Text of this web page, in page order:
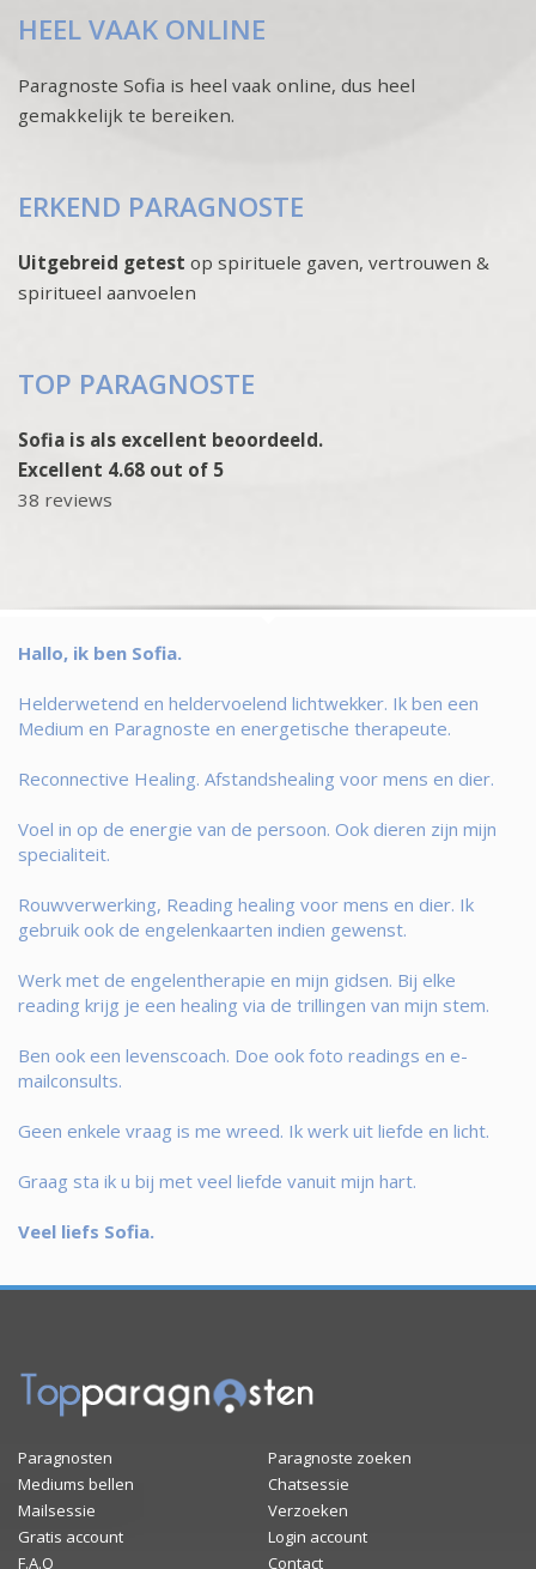
HEEL VAAK ONLINE
Paragnoste Sofia is heel vaak online, dus heel
gemakkelijk te bereiken.
ERKEND PARAGNOSTE
Uitgebreid getest op spirituele gaven, vertrouwen &
spiritueel aanvoelen
TOP PARAGNOSTE
Sofia is als excellent beoordeeld.
Excellent 4.68 out of 5
38 reviews
Hallo, ik ben Sofia.
Helderwetend en heldervoelend lichtwekker. Ik ben een
Medium en Paragnoste en energetische therapeute.
Reconnective Healing. Afstandshealing voor mens en dier.
Voel in op de energie van de persoon. Ook dieren zijn mijn
specialiteit.
Rouwverwerking, Reading healing voor mens en dier. Ik
gebruik ook de engelenkaarten indien gewenst.
Werk met de engelentherapie en mijn gidsen. Bij elke
reading krijg je een healing via de trillingen van mijn stem.
Ben ook een levenscoach. Doe ook foto readings en e-
mailconsults.
Geen enkele vraag is me wreed. Ik werk uit liefde en licht.
Graag sta ik u bij met veel liefde vanuit mijn hart.
Veel liefs Sofia.
Paragnosten
Paragnoste zoeken
Mediums bellen
Chatsessie
Mailsessie
Verzoeken
Gratis account
Login account
F.A.Q
Contact